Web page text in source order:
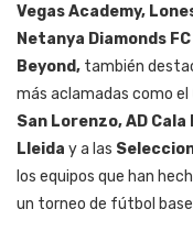
Vegas Academy,
Netanya Diamonds FC
Beyond, también
más aclamadas como el
San Lorenzo, AD Cala
Lleida y a las
los equipos que han
un torneo de fútbol